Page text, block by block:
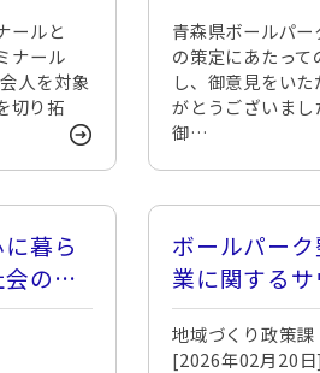
ールと
ナール
人を対象
切り拓
青森県ボールパ
の策定にあたっ
し、御意見をいた
がとうございま
御…
暮ら
の構
ボールパー
業に関する
グ型市場調
いて
地域づくり政策課
[2026年02月20日]